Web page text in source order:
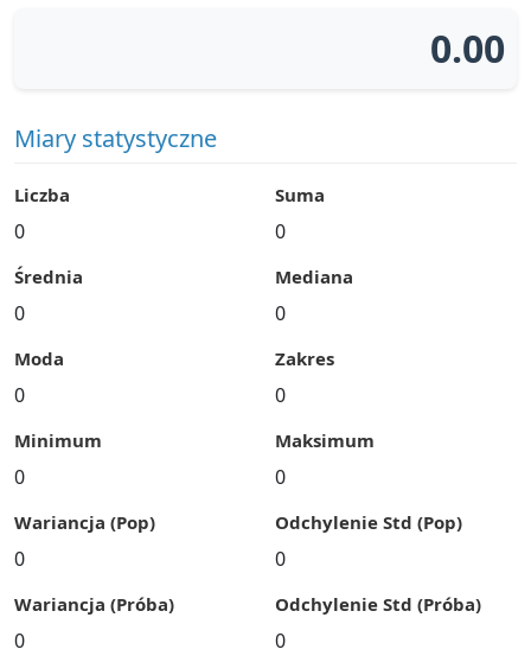
0.00
Miary statystyczne
Liczba
0
Suma
0
Średnia
0
Mediana
0
Moda
0
Zakres
0
Minimum
0
Maksimum
0
Wariancja (Pop)
0
Odchylenie Std (Pop)
0
Wariancja (Próba)
0
Odchylenie Std (Próba)
0